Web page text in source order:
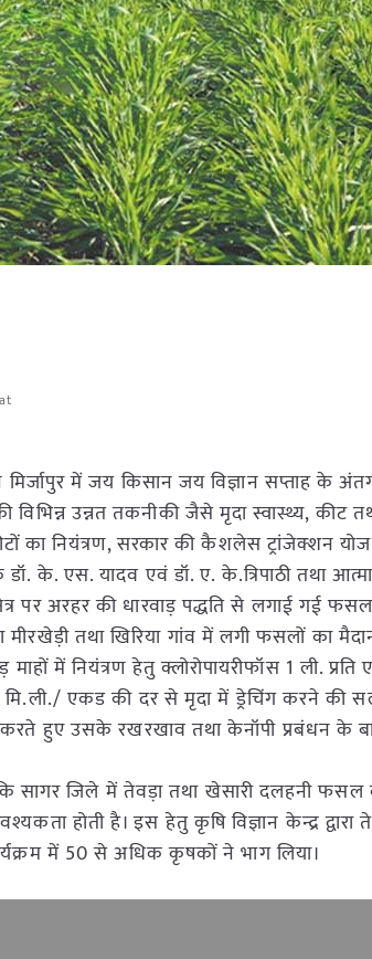
मिर्जापुर में जय किसान जय विज्ञान सप्ताह के
उन्नत तकनीकी जैसे मृदा स्वास्थ्य, कीट
का नियंत्रण, सरकार की कैशलेस ट्रांजेक्शन
डॉ. के. एस. यादव एवं डॉ. ए. के.त्रिपाठी तथा
पर अरहर की धारवाड़ पद्धति से लगाई गई
मीरखेड़ी तथा खिरिया गांव में लगी फसलों का
में नियंत्रण हेतु क्लोरोपायरीफॉस 1 ली.
एकड की दर से मृदा में ड्रेचिंग करने की
हुए उसके रखरखाव तथा केनॉपी प्रबंधन के
सागर जिले में तेवड़ा तथा खेसारी दलहनी
होती है। इस हेतु कृषि विज्ञान केन्द्र द्वारा
में 50 से अधिक कृषकों ने भाग लिया।